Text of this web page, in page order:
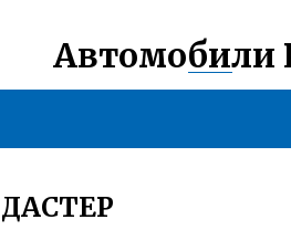
Автомобили